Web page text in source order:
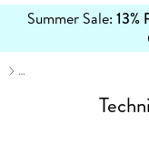
Summer Sale: 13%
erfahren
…